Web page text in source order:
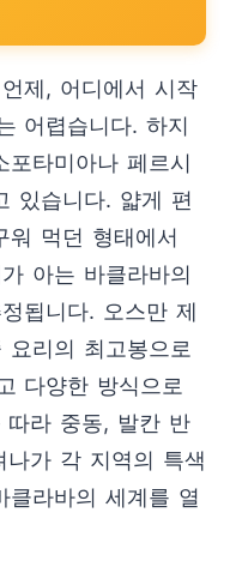
제, 어디에서 시작
어렵습니다. 하지
타미아나 페르시
있습니다. 얇게 편
워 먹던 형태에서
아는 바클라바의
됩니다. 오스만 제
리의 최고봉으로
다양한 방식으로
따라 중동, 발칸 반
나가 각 지역의 특색
라바의 세계를 열